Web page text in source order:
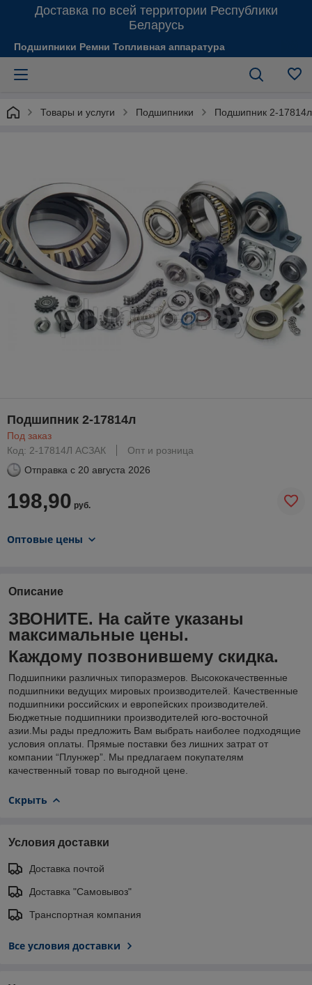
Доставка по всей территории Республики
Беларусь
Подшипники Ремни Топливная аппаратура
Товары и услуги Подшипники Подшипник 2-17814л
Подшипник 2-17814л
Под заказ
Код: 2-17814Л АСЗАК
Опт и розница
Отправка с 20 августа 2026
198,90 руб.
Оптовые цены
Описание
ЗВОНИТЕ. На сайте указаны
максимальные цены.
Каждому позвонившему скидка.
Подшипники различных типоразмеров. Высококачественные
подшипники ведущих мировых производителей. Качественные
подшипники российских и европейских производителей.
Бюджетные подшипники производителей юго-восточной
азии.Мы рады предложить Вам выбрать наиболее подходящие
условия оплаты. Прямые поставки без лишних затрат от
компании “Плунжер”. Мы предлагаем покупателям
качественный товар по выгодной цене.
Скрыть
Условия доставки
Доставка почтой
Доставка "Самовывоз"
Транспортная компания
Все условия доставки